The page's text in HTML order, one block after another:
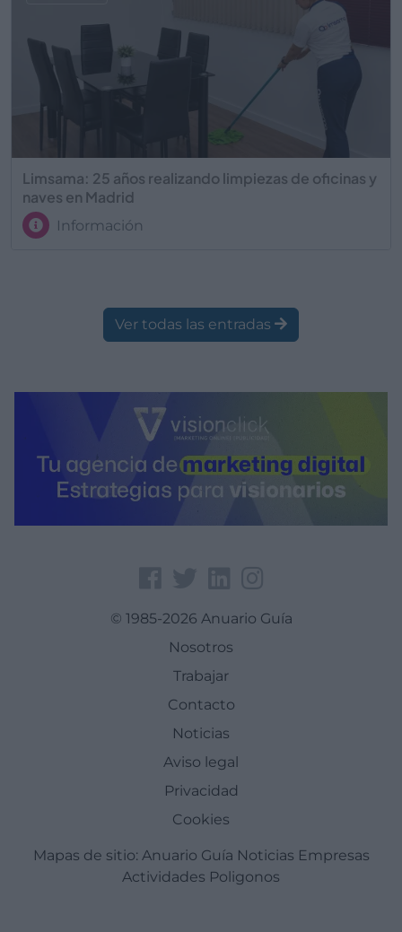
Limsama: 25 años realizando limpiezas de oficinas y
naves en Madrid
Información
Ver todas las entradas
© 1985-2026 Anuario Guía
Nosotros
Trabajar
Contacto
Noticias
Aviso legal
Privacidad
Cookies
Mapas de sitio: Anuario Guía Noticias Empresas
Actividades Poligonos